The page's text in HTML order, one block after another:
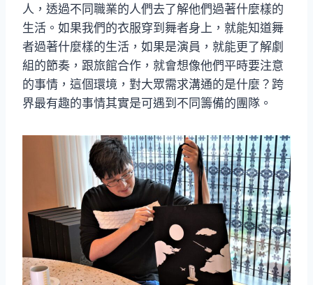
人，透過不同職業的人們去了解他們過著什麼樣的
生活。如果我們的衣服穿到舞者身上，就能知道舞
者過著什麼樣的生活，如果是演員，就能更了解劇
組的節奏，跟旅館合作，就會想像他們平時要注意
的事情，這個環境，對大眾需求溝通的是什麼？跨
界最有趣的事情其實是可遇到不同籌備的團隊。